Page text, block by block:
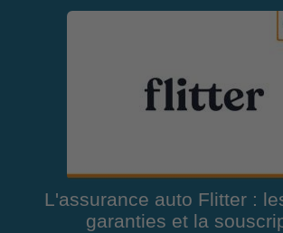
L'assurance auto Flitter :
garanties et la